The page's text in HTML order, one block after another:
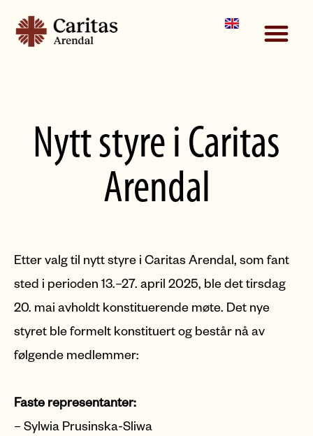
Nytt styre i Caritas
Arendal
Etter valg til nytt styre i Caritas Arendal, som fant
sted i perioden 13.–27. april 2025, ble det tirsdag
20. mai avholdt konstituerende møte. Det nye
styret ble formelt konstituert og består nå av
følgende medlemmer:
Faste representanter:
– Sylwia Prusinska-Sliwa